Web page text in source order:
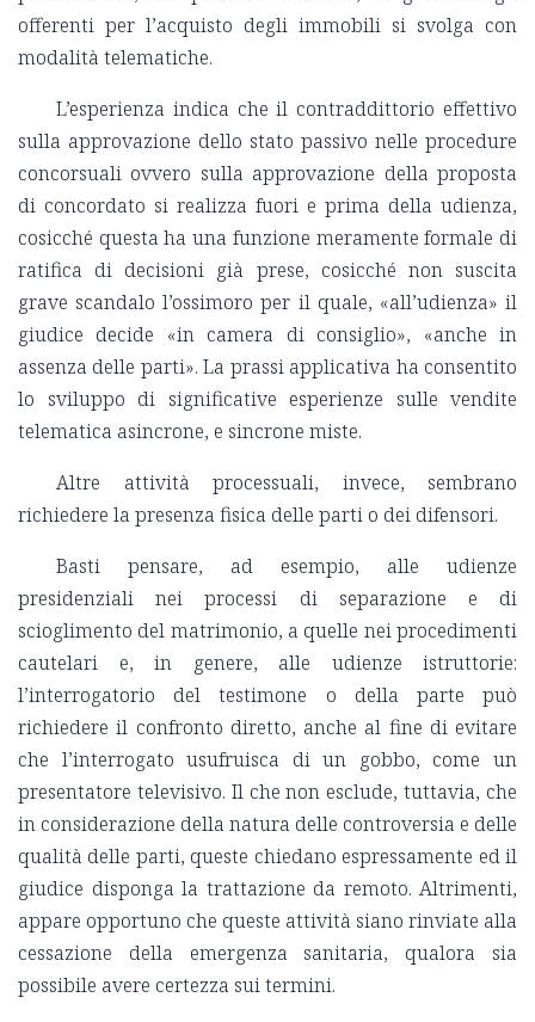
offerenti per l’acquisto degli immobili si svolga con
modalità telematiche.
L’esperienza indica che il contraddittorio effettivo
sulla approvazione dello stato passivo nelle procedure
concorsuali ovvero sulla approvazione della proposta
di concordato si realizza fuori e prima della udienza,
cosicché questa ha una funzione meramente formale di
ratifica di decisioni già prese, cosicché non suscita
grave scandalo l’ossimoro per il quale, «all’udienza» il
giudice decide «in camera di consiglio», «anche in
assenza delle parti». La prassi applicativa ha consentito
lo sviluppo di significative esperienze sulle vendite
telematica asincrone, e sincrone miste.
Altre attività processuali, invece, sembrano
richiedere la presenza fisica delle parti o dei difensori.
Basti pensare, ad esempio, alle udienze
presidenziali nei processi di separazione e di
scioglimento del matrimonio, a quelle nei procedimenti
cautelari e, in genere, alle udienze istruttorie:
l’interrogatorio del testimone o della parte può
richiedere il confronto diretto, anche al fine di evitare
che l’interrogato usufruisca di un gobbo, come un
presentatore televisivo. Il che non esclude, tuttavia, che
in considerazione della natura delle controversia e delle
qualità delle parti, queste chiedano espressamente ed il
giudice disponga la trattazione da remoto. Altrimenti,
appare opportuno che queste attività siano rinviate alla
cessazione della emergenza sanitaria, qualora sia
possibile avere certezza sui termini.